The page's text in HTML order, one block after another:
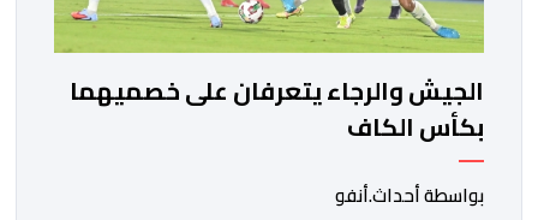
الجيش والرجاء يتعرفان على خصميهما
بكأس الكاف
بواسطة أحداث.أنفو